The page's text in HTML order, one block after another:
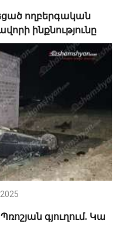
ողբերգական
ինքնությունը
գյուղում. Կա